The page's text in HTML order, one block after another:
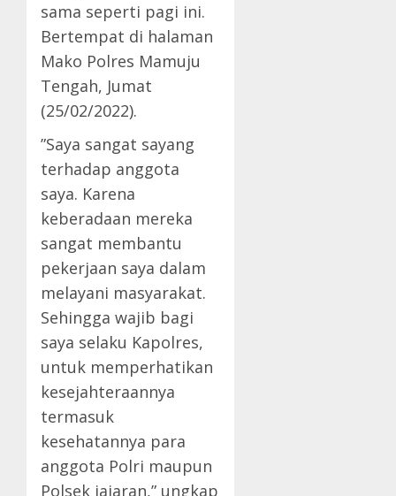
sama seperti pagi ini.
Bertempat di halaman
Mako Polres Mamuju
Tengah, Jumat
(25/02/2022).
”Saya sangat sayang
terhadap anggota
saya. Karena
keberadaan mereka
sangat membantu
pekerjaan saya dalam
melayani masyarakat.
Sehingga wajib bagi
saya selaku Kapolres,
untuk memperhatikan
kesejahteraannya
termasuk
kesehatannya para
anggota Polri maupun
Polsek jajaran,” ungkap